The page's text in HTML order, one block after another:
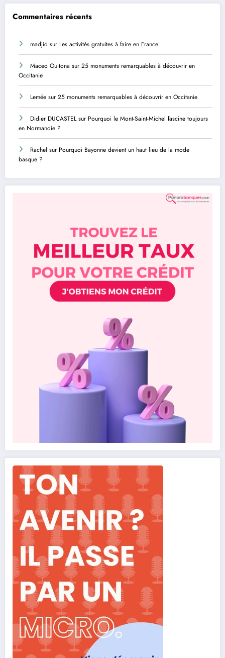
Commentaires récents
madjid sur Les activités gratuites à faire en France
Maceo Ouitona sur 25 monuments remarquables à découvrir en
Occitanie
Lemée sur 25 monuments remarquables à découvrir en Occitanie
Didier DUCASTELsur Pourquoi le Mont-Saint-Michel fascine toujours
en Normandie ?
Rachel sur Pourquoi Bayonne devient un haut lieu de la mode
basque ?